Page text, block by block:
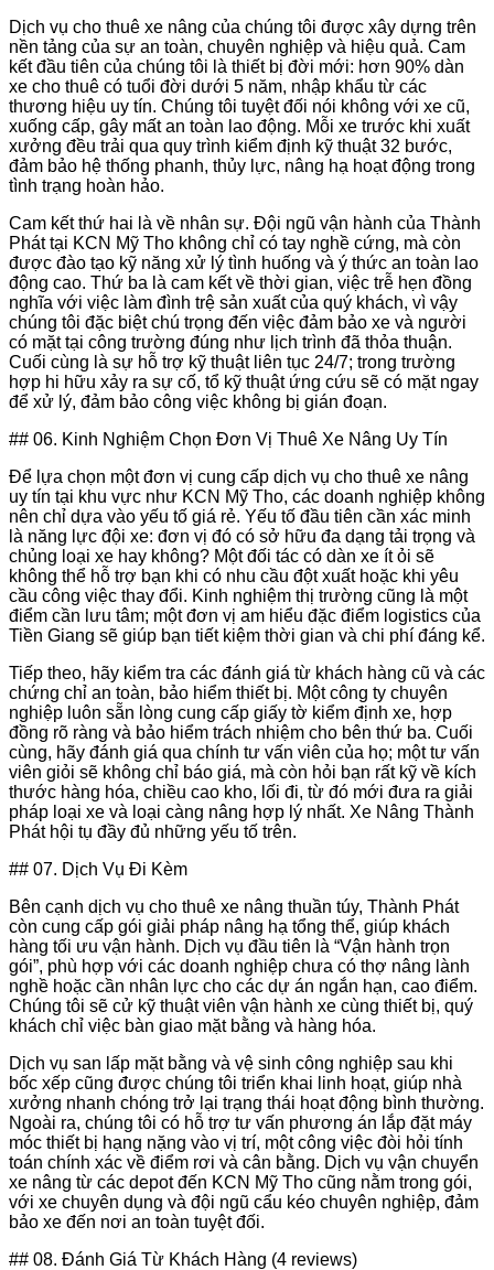
Dịch vụ cho thuê xe nâng của chúng tôi được xây dựng trên
nền tảng của sự an toàn, chuyên nghiệp và hiệu quả. Cam
kết đầu tiên của chúng tôi là thiết bị đời mới: hơn 90% dàn
xe cho thuê có tuổi đời dưới 5 năm, nhập khẩu từ các
thương hiệu uy tín. Chúng tôi tuyệt đối nói không với xe cũ,
xuống cấp, gây mất an toàn lao động. Mỗi xe trước khi xuất
xưởng đều trải qua quy trình kiểm định kỹ thuật 32 bước,
đảm bảo hệ thống phanh, thủy lực, nâng hạ hoạt động trong
tình trạng hoàn hảo.
Cam kết thứ hai là về nhân sự. Đội ngũ vận hành của Thành
Phát tại KCN Mỹ Tho không chỉ có tay nghề cứng, mà còn
được đào tạo kỹ năng xử lý tình huống và ý thức an toàn lao
động cao. Thứ ba là cam kết về thời gian, việc trễ hẹn đồng
nghĩa với việc làm đình trệ sản xuất của quý khách, vì vậy
chúng tôi đặc biệt chú trọng đến việc đảm bảo xe và người
có mặt tại công trường đúng như lịch trình đã thỏa thuận.
Cuối cùng là sự hỗ trợ kỹ thuật liên tục 24/7; trong trường
hợp hi hữu xảy ra sự cố, tổ kỹ thuật ứng cứu sẽ có mặt ngay
để xử lý, đảm bảo công việc không bị gián đoạn.
## 06. Kinh Nghiệm Chọn Đơn Vị Thuê Xe Nâng Uy Tín
Để lựa chọn một đơn vị cung cấp dịch vụ cho thuê xe nâng
uy tín tại khu vực như KCN Mỹ Tho, các doanh nghiệp không
nên chỉ dựa vào yếu tố giá rẻ. Yếu tố đầu tiên cần xác minh
là năng lực đội xe: đơn vị đó có sở hữu đa dạng tải trọng và
chủng loại xe hay không? Một đối tác có dàn xe ít ỏi sẽ
không thể hỗ trợ bạn khi có nhu cầu đột xuất hoặc khi yêu
cầu công việc thay đổi. Kinh nghiệm thị trường cũng là một
điểm cần lưu tâm; một đơn vị am hiểu đặc điểm logistics của
Tiền Giang sẽ giúp bạn tiết kiệm thời gian và chi phí đáng kể.
Tiếp theo, hãy kiểm tra các đánh giá từ khách hàng cũ và các
chứng chỉ an toàn, bảo hiểm thiết bị. Một công ty chuyên
nghiệp luôn sẵn lòng cung cấp giấy tờ kiểm định xe, hợp
đồng rõ ràng và bảo hiểm trách nhiệm cho bên thứ ba. Cuối
cùng, hãy đánh giá qua chính tư vấn viên của họ; một tư vấn
viên giỏi sẽ không chỉ báo giá, mà còn hỏi bạn rất kỹ về kích
thước hàng hóa, chiều cao kho, lối đi, từ đó mới đưa ra giải
pháp loại xe và loại càng nâng hợp lý nhất. Xe Nâng Thành
Phát hội tụ đầy đủ những yếu tố trên.
## 07. Dịch Vụ Đi Kèm
Bên cạnh dịch vụ cho thuê xe nâng thuần túy, Thành Phát
còn cung cấp gói giải pháp nâng hạ tổng thể, giúp khách
hàng tối ưu vận hành. Dịch vụ đầu tiên là “Vận hành trọn
gói”, phù hợp với các doanh nghiệp chưa có thợ nâng lành
nghề hoặc cần nhân lực cho các dự án ngắn hạn, cao điểm.
Chúng tôi sẽ cử kỹ thuật viên vận hành xe cùng thiết bị, quý
khách chỉ việc bàn giao mặt bằng và hàng hóa.
Dịch vụ san lấp mặt bằng và vệ sinh công nghiệp sau khi
bốc xếp cũng được chúng tôi triển khai linh hoạt, giúp nhà
xưởng nhanh chóng trở lại trạng thái hoạt động bình thường.
Ngoài ra, chúng tôi có hỗ trợ tư vấn phương án lắp đặt máy
móc thiết bị hạng nặng vào vị trí, một công việc đòi hỏi tính
toán chính xác về điểm rơi và cân bằng. Dịch vụ vận chuyển
xe nâng từ các depot đến KCN Mỹ Tho cũng nằm trong gói,
với xe chuyên dụng và đội ngũ cẩu kéo chuyên nghiệp, đảm
bảo xe đến nơi an toàn tuyệt đối.
## 08. Đánh Giá Từ Khách Hàng (4 reviews)